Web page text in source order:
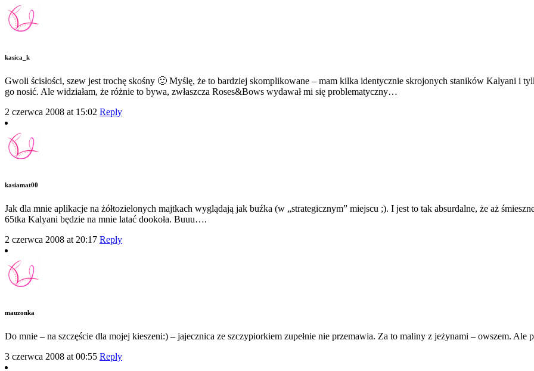
kasica_k
Gwoli ścisłości, szew jest trochę skośny 🙂 Myślę, że to bardziej skomplikowane – mam kilka identycznie skrojonych staników Kalyani i
go nosić. Ale widziałam, że różnie to bywa, zwłaszcza Roses&Bows wydawał mi się problematyczny…
2 czerwca 2008 at 15:02 Reply
kasiamat00
Jak dla mnie aplikacje na żółtozielonych majtkach wyglądają jak buźka (w „strategicznym” miejscu ;). I jest to tak absurdalne, że aż
65tka Kalyani będzie na mnie latać dookoła. Buuu….
2 czerwca 2008 at 20:17 Reply
mauzonka
Do mnie – na szczęście dla mojej kieszeni:) – jajecznica ze szczypiorkiem zupełnie nie przemawia. Za to maliny z jeżynami – owszem.
3 czerwca 2008 at 00:55 Reply